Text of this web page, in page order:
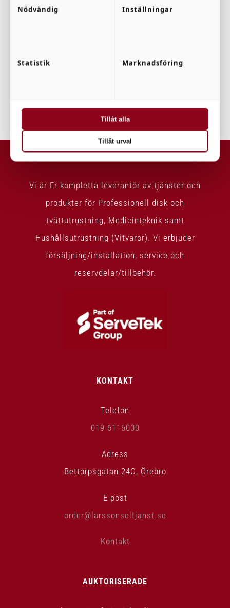
I tider som dessa
senast?
LARSSONS ELTJÄNST
Vi är Er kompletta leverantör av tjänster och
produkter för Professionell disk och
tvättutrustning, Medicinteknik samt
Hushållsutrustning (Vitvaror). Vi erbjuder
försäljning/installation, service och
reservdelar/tillbehör.
KONTAKT
Telefon
019-6116000
Adress
Bettorpsgatan 24C, Örebro
E-post
order@larssonseltjanst.se
Kontakt
AUKTORISERADE
Nödvändig Inställningar
Statistik Marknadsföring
Tillåt urval
Tillåt alla